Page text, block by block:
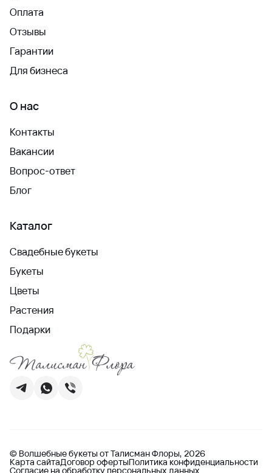
Оплата
Отзывы
Гарантии
Для бизнеса
О нас
Контакты
Вакансии
Вопрос-ответ
Блог
Каталог
Свадебные букеты
Букеты
Цветы
Растения
Подарки
© Волшебные букеты от Талисман Флоры, 2026
Карта сайтаДоговор офертыПолитика конфиденциальности
Согласие на обработку персональных данных